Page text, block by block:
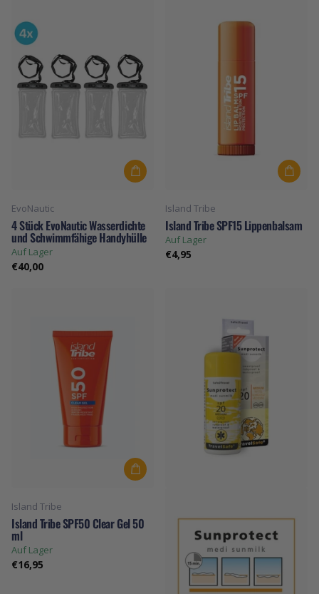
EvoNautic
4 Stück EvoNautic Wasserdichte
und Schwimmfähige Handyhülle
Auf Lager
€40,00
Island Tribe
Island Tribe SPF15 Lippenbalsam
Auf Lager
€4,95
Island Tribe
Island Tribe SPF50 Clear Gel 50
ml
Auf Lager
€16,95